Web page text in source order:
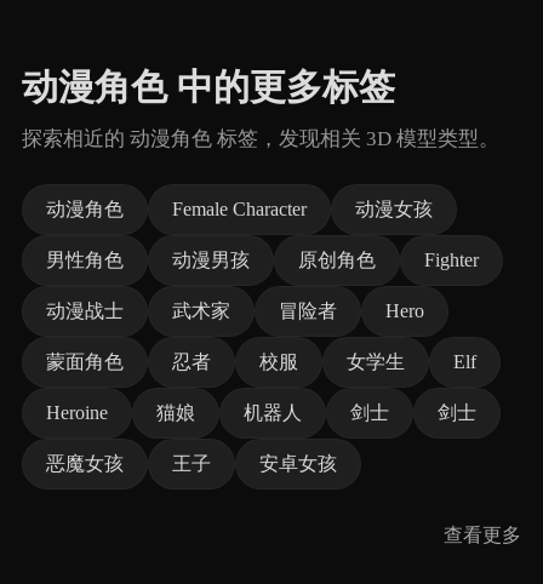
动漫角色 中的更多标签
探索相近的 动漫角色 标签，发现相关 3D 模型类型。
动漫角色 Female Character 动漫女孩
男性角色 动漫男孩 原创角色 Fighter
动漫战士 武术家 冒险者 Hero
蒙面角色 忍者 校服 女学生 Elf
Heroine 猫娘 机器人 剑士 剑士
恶魔女孩 王子 安卓女孩
查看更多